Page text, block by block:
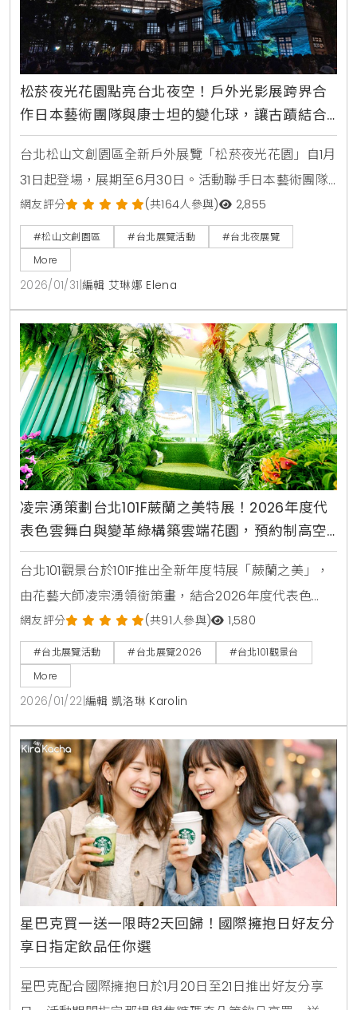
松菸夜光花園點亮台北夜空！戶外光影展跨界合
作日本藝術團隊與康士坦的變化球，讓古蹟結合
科技與音樂展現城市夜間文化新律動
台北松山文創園區全新戶外展覽「松菸夜光花園」自1月
31日起登場，展期至6月30日。活動聯手日本藝術團隊
NAKED INC與獨立樂團康士坦的變化球，於巴洛克花園
打造沉浸式光影秀，結合古蹟投影與互動裝置，成為台
北夜經濟與夜間文化打卡新地標。
網友評分 (共164人參與) 2,855
#松山文創園區 #台北展覽活動
#台北夜展覽
More
2026/01/31 編輯 艾琳娜 Elena
凌宗湧策劃台北101F蕨蘭之美特展！2026年度代
表色雲舞白與變革綠構築雲端花園，預約制高空
景點展現台灣蘭花與蕨類生態
台北101觀景台於101F推出全新年度特展「蕨蘭之美」，
由花藝大師凌宗湧領銜策畫，結合2026年度代表色
「雲舞白」與「變革綠」，打造高空療癒秘境。展覽集
結台灣原生蘭花與珍稀蕨類，並攜手冠軍咖啡kafeD推
出雲端限定甜點，採預約制入場，為遊客帶來結合視覺
與味覺的極致美學體驗。
網友評分 (共91人參與) 1,580
#台北展覽活動 #台北展覽2026
#台北101觀景台
More
2026/01/22 編輯 凱洛琳 Karolin
星巴克買一送一限時2天回歸！國際擁抱日好友分
享日指定飲品任你選
星巴克配合國際擁抱日於1月20日至21日推出好友分享